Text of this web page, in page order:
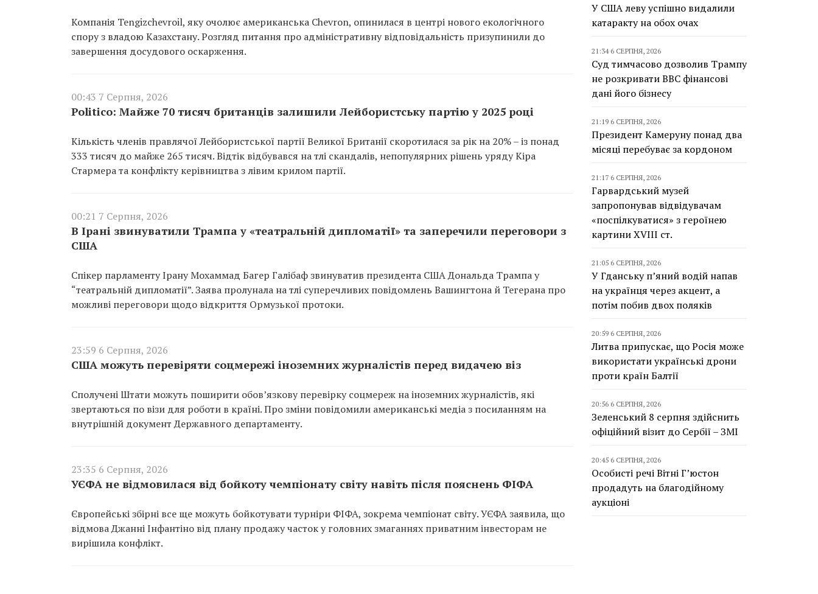
Компанія Tengizchevroil, яку очолює американська Chevron, опинилася в центрі нового екологічного
спору з владою Казахстану. Розгляд питання про адміністративну відповідальність призупинили до
завершення досудового оскарження.
00:43 7 Серпня, 2026
Politico: Майже 70 тисяч британців залишили Лейбористську партію у 2025 році
Кількість членів правлячої Лейбористської партії Великої Британії скоротилася за рік на 20% – із понад
333 тисяч до майже 265 тисяч. Відтік відбувався на тлі скандалів, непопулярних рішень уряду Кіра
Стармера та конфлікту керівництва з лівим крилом партії.
00:21 7 Серпня, 2026
В Ірані звинуватили Трампа у «театральній дипломатії» та заперечили переговори з
США
Спікер парламенту Ірану Мохаммад Багер Галібаф звинуватив президента США Дональда Трампа у
“театральній дипломатії”. Заява пролунала на тлі суперечливих повідомлень Вашингтона й Тегерана про
можливі переговори щодо відкриття Ормузької протоки.
23:59 6 Серпня, 2026
США можуть перевіряти соцмережі іноземних журналістів перед видачею віз
Сполучені Штати можуть поширити обов’язкову перевірку соцмереж на іноземних журналістів, які
звертаються по візи для роботи в країні. Про зміни повідомили американські медіа з посиланням на
внутрішній документ Державного департаменту.
23:35 6 Серпня, 2026
УЄФА не відмовилася від бойкоту чемпіонату світу навіть після пояснень ФІФА
Європейські збірні все ще можуть бойкотувати турніри ФІФА, зокрема чемпіонат світу. УЄФА заявила, що
відмова Джанні Інфантіно від плану продажу часток у головних змаганнях приватним інвесторам не
вирішила конфлікт.
У США леву успішно видалили
катаракту на обох очах
21:34 6 СЕРПНЯ, 2026
Суд тимчасово дозволив Трампу
не розкривати BBC фінансові
дані його бізнесу
21:19 6 СЕРПНЯ, 2026
Президент Камеруну понад два
місяці перебуває за кордоном
21:17 6 СЕРПНЯ, 2026
Гарвардський музей
запропонував відвідувачам
«поспілкуватися» з героїнею
картини XVIII ст.
21:05 6 СЕРПНЯ, 2026
У Гданську п’яний водій напав
на українця через акцент, а
потім побив двох поляків
20:59 6 СЕРПНЯ, 2026
Литва припускає, що Росія може
використати українські дрони
проти країн Балтії
20:56 6 СЕРПНЯ, 2026
Зеленський 8 серпня здійснить
офіційний візит до Сербії – ЗМІ
20:45 6 СЕРПНЯ, 2026
Особисті речі Вітні Г’юстон
продадуть на благодійному
аукціоні